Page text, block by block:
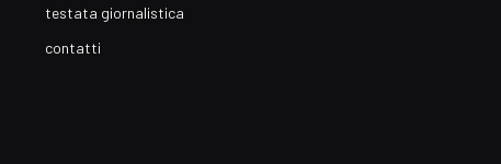
testata giornalistica
contatti